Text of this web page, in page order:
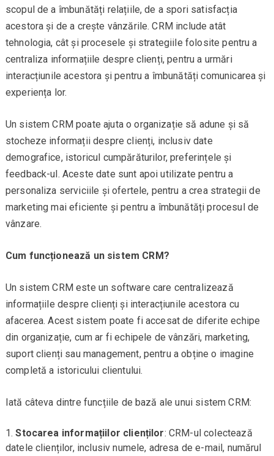
scopul de a îmbunătăți relațiile, de a spori satisfacția
acestora și de a crește vânzările. CRM include atât
tehnologia, cât și procesele și strategiile folosite pentru a
centraliza informațiile despre clienți, pentru a urmări
interacțiunile acestora și pentru a îmbunătăți comunicarea și
experiența lor.
Un sistem CRM poate ajuta o organizație să adune și să
stocheze informații despre clienți, inclusiv date
demografice, istoricul cumpărăturilor, preferințele și
feedback-ul. Aceste date sunt apoi utilizate pentru a
personaliza serviciile și ofertele, pentru a crea strategii de
marketing mai eficiente și pentru a îmbunătăți procesul de
vânzare.
Cum funcționează un sistem CRM?
Un sistem CRM este un software care centralizează
informațiile despre clienți și interacțiunile acestora cu
afacerea. Acest sistem poate fi accesat de diferite echipe
din organizație, cum ar fi echipele de vânzări, marketing,
suport clienți sau management, pentru a obține o imagine
completă a istoricului clientului.
Iată câteva dintre funcțiile de bază ale unui sistem CRM:
Stocarea informațiilor clienților: CRM-ul colectează
datele clienților, inclusiv numele, adresa de e-mail, numărul